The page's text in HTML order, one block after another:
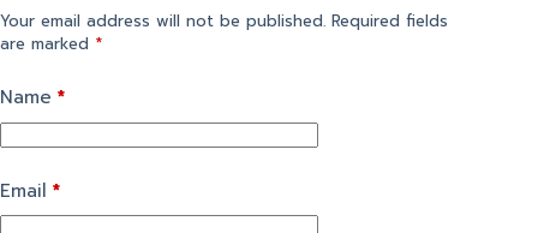
Your email address will not be published. Required fields
are marked *
Name *
Email *